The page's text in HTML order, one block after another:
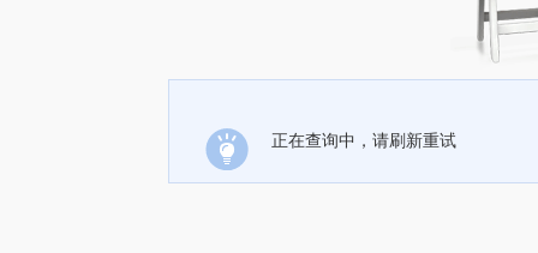
正在查询中，请刷新重试